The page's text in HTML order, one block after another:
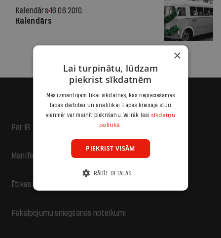
Kalendārs 16.06.2010.
Kalendārs
Par IR
Manifests
Ētikas kodekss
Pakalpojumu sniegšanas noteikumi
×
Lai turpinātu, lūdzam
piekrist sīkdatnēm
Mēs izmantojam tikai sīkdatnes, kas nepieciešamas
lapas darbībai un analītikai. Lapas kreisajā stūrī
vienmēr var mainīt piekrišanu. Vairāk lasi sīkdatņu
politikā.
PIEKRIST VISĀM
RĀDĪT DETAĻAS